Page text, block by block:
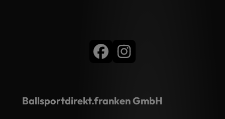
Ballsportdirekt.franken GmbH